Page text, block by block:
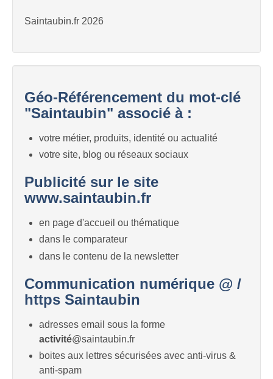
Saintaubin.fr 2026
Géo-Référencement du mot-clé
"Saintaubin" associé à :
votre métier, produits, identité ou actualité
votre site, blog ou réseaux sociaux
Publicité sur le site
www.saintaubin.fr
en page d'accueil ou thématique
dans le comparateur
dans le contenu de la newsletter
Communication numérique @ /
https Saintaubin
adresses email sous la forme
activité@saintaubin.fr
boites aux lettres sécurisées avec anti-virus &
anti-spam